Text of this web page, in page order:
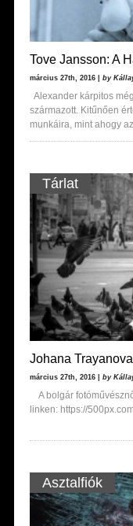
Tove Jansson: A
március 27th, 2016 | by
Alexander kárpitos
származott. Kitűnően
munkáira, mint ahogy
Tárlat
Johana
március 27th, 2016 | by
A bolgár
linken: https://
Asztalfiók